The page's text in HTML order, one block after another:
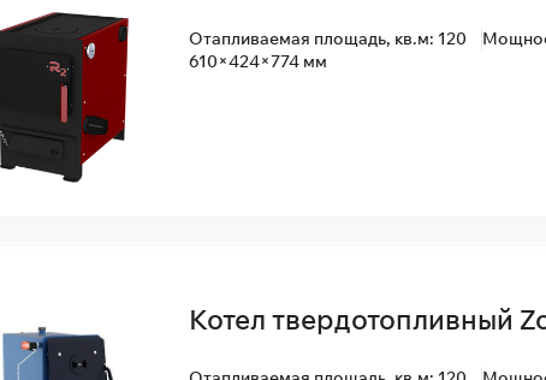
Отапливаемая площадь, кв.м: 120
610×424×774 мм
Котел твердотопливный